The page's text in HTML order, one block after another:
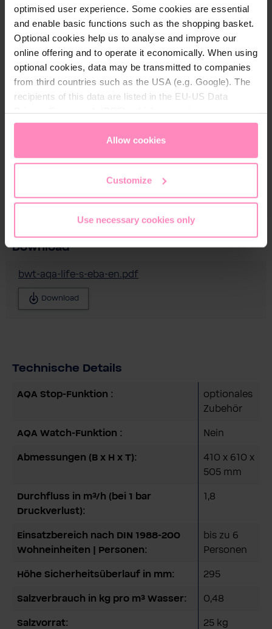
optimised user experience. Some cookies are essential
and enable basic functions such as the shopping basket.
Optional cookies help us to analyse and improve our
online offering and to operate it economically. When using
optional cookies, data may be transmitted to companies
from third countries such as the USA (e.g. Google). The
recipients of this data are listed in the EU-US Data
appropriate level of data protection. You canaccept all
only allow necessary cookies
access and change your chosen setting at any time in
Allow cookies
Customize
Use necessary cookies only
Beschreibung
Die Auswirkungen von Kalk kennt jeder: Er hinterlässt
Spuren auf Gläsern, Besteck, Duschwänden oder
Oberflächen in Bad und Küche, aber auch in
Haushaltsgeräten und Rohrleitungen. BWT
seidenweiches Perlwasser – für zartere Haut,
geschmeidigeres Haar und zum Schutz von Bad und
Haushaltsgeräten vor Kalk.
Download
bwt-aqa-life-s-eba-en.pdf
Download
Technische Details
AQA Stop-Funktion :
optionales
Zubehör
AQA Watch-Funktion : Nein
Abmessungen (B x H x T):
410 x 610 x
505 mm
Durchfluss in m³/h (bei 1 bar
Druckverlust):
1,8
Einsatzbereich nach DIN 1988-200
Wohneinheiten | Personen:
bis zu 6
Personen
Höhe Sicherheitsüberlauf in mm: 295
Salzverbrauch in kg pro m³ Wasser: 0,48
Salzvorrat: 25 kg